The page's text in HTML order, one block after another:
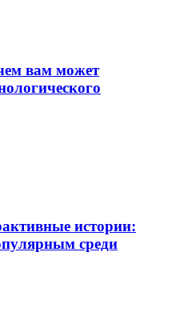
вам может
истории:
среди